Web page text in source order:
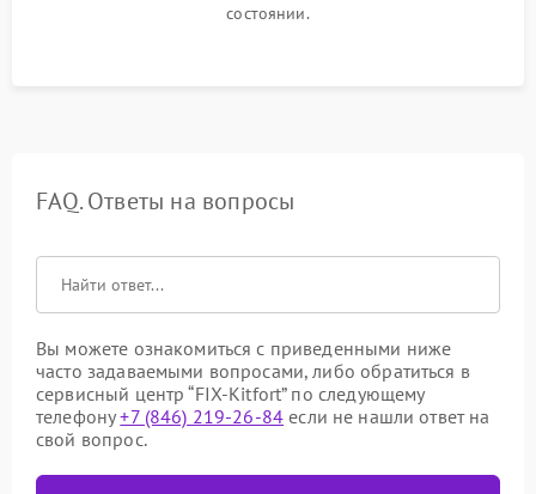
состоянии.
FAQ. Ответы на вопросы
Вы можете ознакомиться с приведенными ниже
часто задаваемыми вопросами, либо обратиться в
сервисный центр “FIX-Kitfort” по следующему
телефону+7 (846) 219-26-84 если не нашли ответ на
свой вопрос.